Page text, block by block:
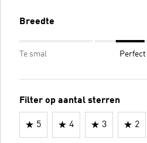
Breedte
Te smal Perfect
Filter op aantal sterren
5 4 3 2